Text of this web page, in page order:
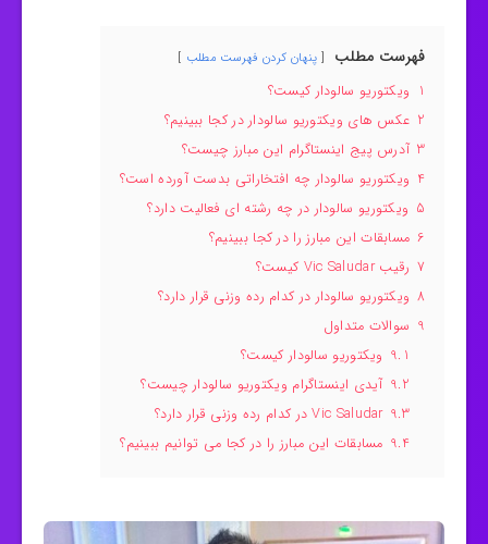
فهرست مطلب پنهان کردن فهرست مطلب
1 ویکتوریو سالودار کیست؟
2 عکس های ویکتوریو سالودار در کجا ببینیم؟
3 آدرس پیج اینستاگرام این مبارز چیست؟
4 ویکتوریو سالودار چه افتخاراتی بدست آورده است؟
5 ویکتوریو سالودار در چه رشته ای فعالیت دارد؟
6 مسابقات این مبارز را در کجا ببینیم؟
7 رقیب Vic Saludar کیست؟
8 ویکتوریو سالودار در کدام رده وزنی قرار دارد؟
9 سوالات متداول
9.1 ویکتوریو سالودار کیست؟
9.2 آیدی اینستاگرام ویکتوریو سالودار چیست؟
9.3 Vic Saludar در کدام رده وزنی قرار دارد؟
9.4 مسابقات این مبارز را در کجا می توانیم ببینیم؟